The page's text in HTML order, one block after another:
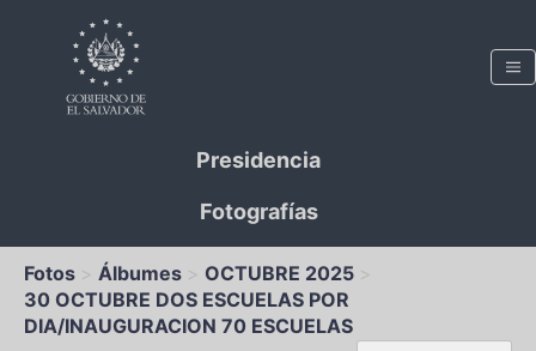
Presidencia
Fotografías
Fotos Álbumes
OCTUBRE 2025
30 OCTUBRE DOS ESCUELAS POR
DIA/INAUGURACION 70 ESCUELAS